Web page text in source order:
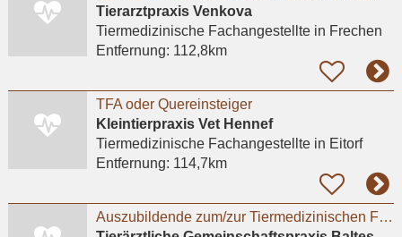
Tierarztpraxis Venkova
Tiermedizinische Fachangestelltein Frechen
Entfernung: 112,8km
TFA oder Quereinsteiger
Kleintierpraxis Vet Hennef
Tiermedizinische Fachangestelltein Eitorf
Entfernung: 114,7km
Auszubildende zum/zur Tiermedizinischen Fachangestellten in Köln-Widdersdorf gesucht